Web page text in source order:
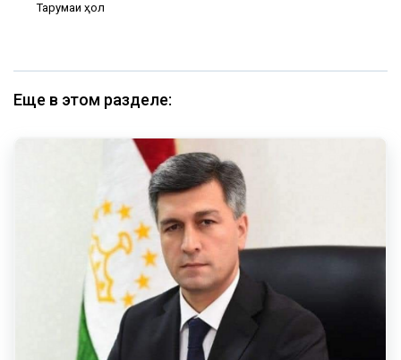
Тарҷумаи ҳол
Еще в этом разделе: